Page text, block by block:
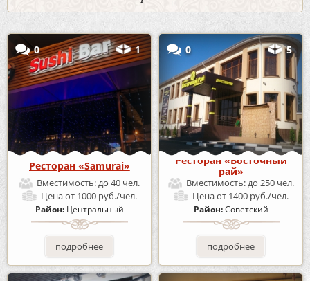
0 1
Ресторан «Samurai»
Вместимость:до 40 чел.
Ценаот 1000 руб./чел.
Район: Центральный
подробнее
0 5
Ресторан «Восточный
рай»
Вместимость:до 250 чел.
Ценаот 1400 руб./чел.
Район:Советский
подробнее